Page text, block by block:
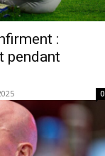
:
pendant
0